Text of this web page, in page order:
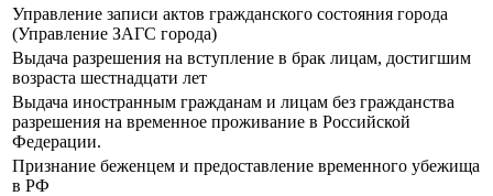
Управление записи актов гражданского состояния города
(Управление ЗАГС города)
Выдача разрешения на вступление в брак лицам, достигшим
возраста шестнадцати лет
Выдача иностранным гражданам и лицам без гражданства
разрешения на временное проживание в Российской
Федерации.
Признание беженцем и предоставление временного убежища
в РФ